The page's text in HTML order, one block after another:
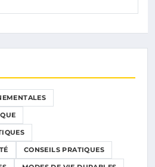
CONSEILS PRATIQUES